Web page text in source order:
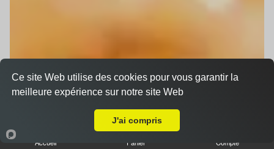
Accueil Panier Compte
Ce site Web utilise des cookies pour vous garantir la
meilleure expérience sur notre site Web
J'ai compris